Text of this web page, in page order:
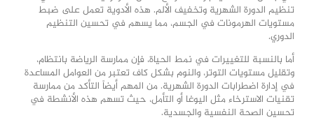
تنظيم الدورة الشهرية وتخفيف الألم. هذه الأدوية تعمل على ضبط
مستويات الهرمونات في الجسم، مما يسهم في تحسين التنظيم
الدوري.
أما بالنسبة للتغييرات في نمط الحياة، فإن ممارسة الرياضة بانتظام،
وتقليل مستويات التوتر، والنوم بشكل كاف تعتبر من العوامل المساعدة
في إدارة اضطرابات الدورة الشهرية. من المهم أيضاً التأكد من ممارسة
تقنيات الاسترخاء مثل اليوغا أو التأمل، حيث تسهم هذه الأنشطة في
تحسين الصحة النفسية والجسدية.